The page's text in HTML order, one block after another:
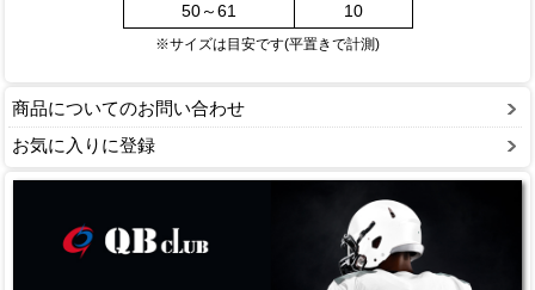
50～61
10
※サイズは目安です(平置きで計測)
商品についてのお問い合わせ
お気に入りに登録